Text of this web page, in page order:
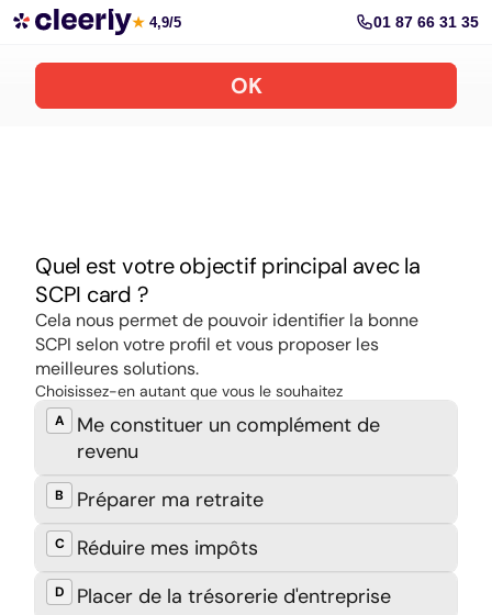
Souscrire aux meilleures SCPI en ligne
★ 4,9/5 01 87 66 31 35